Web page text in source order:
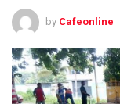
by Cafeonline